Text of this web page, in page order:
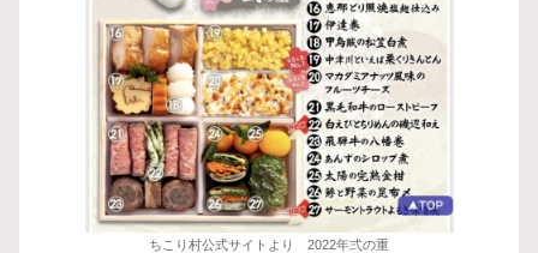
ちこり村公式サイトより 2022年弍の重